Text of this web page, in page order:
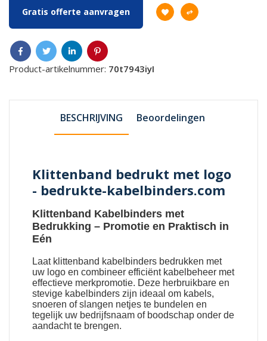
Gratis offerte aanvragen
Product-artikelnummer: 70t7943iyI
BESCHRIJVING Beoordelingen
Klittenband bedrukt met logo
- bedrukte-kabelbinders.com
Klittenband Kabelbinders met
Bedrukking – Promotie en Praktisch in
Eén
Laat klittenband kabelbinders bedrukken met
uw logo en combineer efficiënt kabelbeheer met
effectieve merkpromotie. Deze herbruikbare en
stevige kabelbinders zijn ideaal om kabels,
snoeren of slangen netjes te bundelen en
tegelijk uw bedrijfsnaam of boodschap onder de
aandacht te brengen.